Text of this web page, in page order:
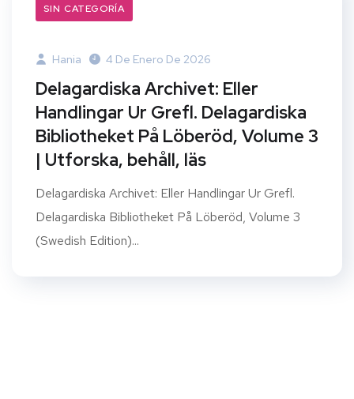
SIN CATEGORÍA
Hania 4 De Enero De 2026
Delagardiska Archivet: Eller
Handlingar Ur Grefl. Delagardiska
Bibliotheket På Löberöd, Volume 3
| Utforska, behåll, läs
Delagardiska Archivet: Eller Handlingar Ur Grefl.
Delagardiska Bibliotheket På Löberöd, Volume 3
(Swedish Edition)...